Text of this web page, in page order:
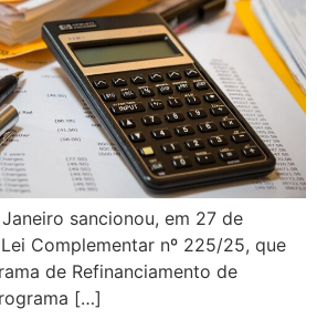
sancionou, em 27 de
Complementar nº 225/25, que
de Refinanciamento de
[…]